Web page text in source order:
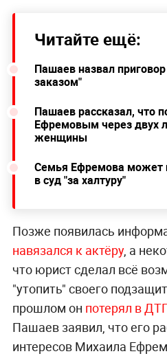
Читайте ещё:
Пашаев назвал
заказом"
Пашаев рассказал, что
Ефремовым через двух
женщины
Семья Ефремова может
в суд "за халтуру"
Позже появилась
навязался к актёру, а
что юрист сделал всё
"утопить" своего
прошлом он потерял в
Пашаев заявил, что его
интересов Михаила